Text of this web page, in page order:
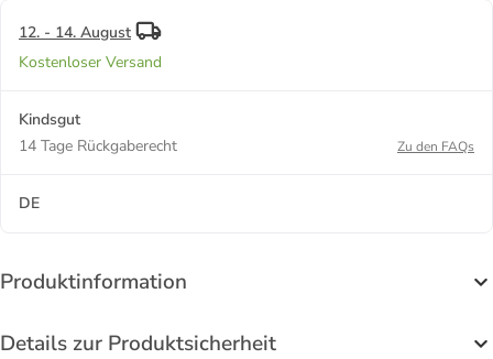
12. - 14. August
Kostenloser Versand
Kindsgut
14 Tage Rückgaberecht
Zu den FAQs
DE
Produktinformation
Details zur Produktsicherheit